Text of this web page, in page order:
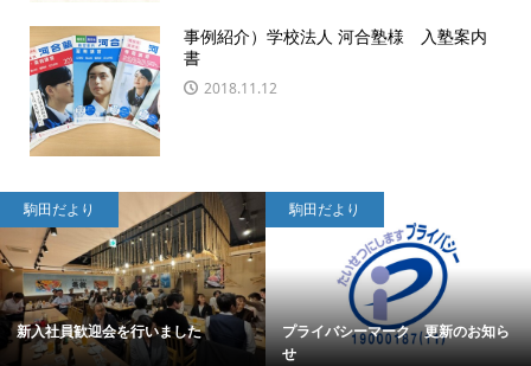
事例紹介）学校法人 河合塾様 入塾案内
書
2018.11.12
駒田だより
新入社員歓迎会を行いました
駒田だより
プライバシーマーク 更新のお知ら
せ